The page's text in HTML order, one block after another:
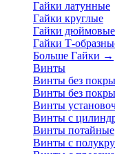
Гайки латунные
Гайки круглые
Гайки дюймовые
Гайки Т-
Больше Гайки →
Винты
Винты без
Винты без
Винты
Винты с
Винты потайные
Винты с